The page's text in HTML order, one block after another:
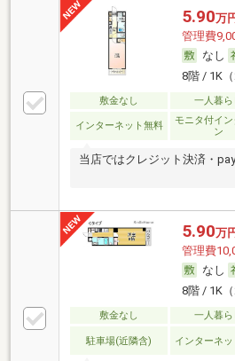
5.90万
管理費
なし
8階 / 1K
敷金なし 一人暮ら
インターネット無料
モニタ付イ
ン
当店ではクレジット決済・
5.90万
管理費
なし
8階 / 1K
敷金なし 一人暮ら
駐車場(近隣含) インターネ